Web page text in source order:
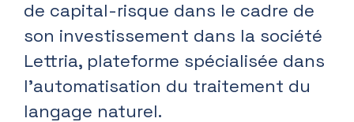
de capital-risque dans le cadre de
son investissement dans la société
Lettria, plateforme spécialisée dans
l’automatisation du traitement du
langage naturel.